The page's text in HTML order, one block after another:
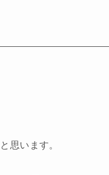
思います。